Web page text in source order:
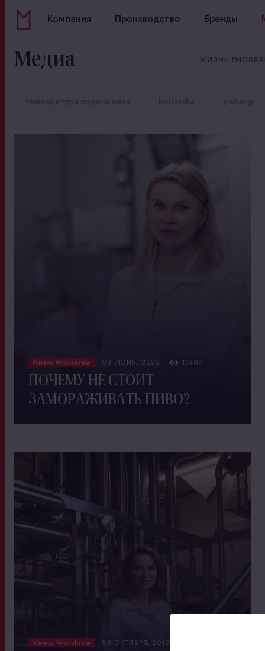
Компания Производство Бренды
Медиа ЖИЗНЬ
Жизнь #mosbrew 08 ИЮНЯ, 2022 13492
ПОЧЕМУ НЕ СТОИТ
ЗАМОРАЖИВАТЬ ПИВО?
Жизнь #mosbrew 08 ОКТЯБРЯ, 2019